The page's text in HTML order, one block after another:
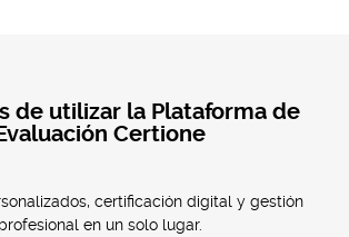
de utilizar la Plataforma de
Certione
certificación digital y gestión
profesional en un solo lugar.